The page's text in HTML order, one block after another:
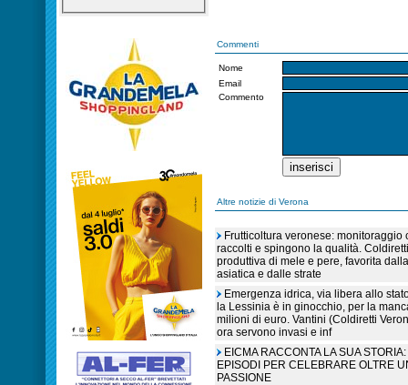
Commenti
Nome
Email
Commento
Altre notizie di Verona
Frutticoltura veronese:
raccolti e spingono la qualità.
produttiva di mele e pere, favorita
asiatica e dalle strate
Emergenza idrica, via libera allo
la Lessinia è in ginocchio, per la
milioni di euro. Vantini (Coldiretti
ora servono invasi e inf
EICMA RACCONTA LA SUA
EPISODI PER CELEBRARE OLTRE
PASSIONE